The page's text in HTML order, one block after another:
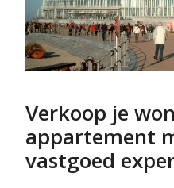
Verkoop je
appartement
vastgoed